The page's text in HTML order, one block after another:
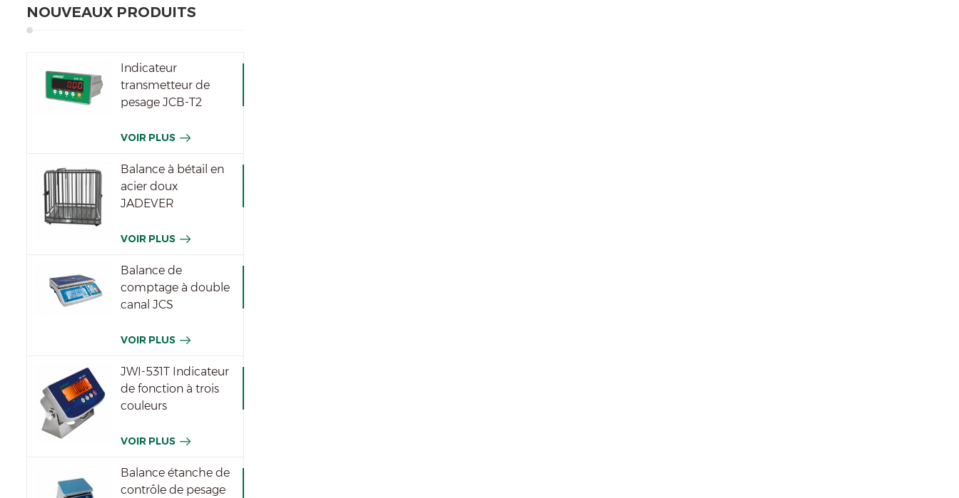
NOUVEAUX PRODUITS
Indicateur
transmetteur de
pesage JCB-T2
VOIR PLUS
Balance à bétail en
acier doux
JADEVER
VOIR PLUS
Balance de
comptage à double
canal JCS
VOIR PLUS
JWI-531T Indicateur
de fonction à trois
couleurs
VOIR PLUS
Balance étanche de
contrôle de pesage